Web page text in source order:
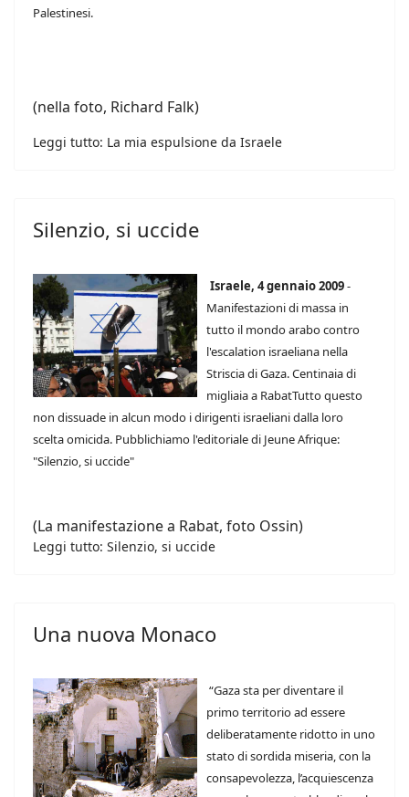
Palestinesi.
(nella foto, Richard Falk)
Leggi tutto: La mia espulsione da Israele
Silenzio, si uccide
Israele, 4 gennaio 2009-
Manifestazioni di massa in
tutto il mondo arabo contro
l'escalation israeliana nella
Striscia di Gaza. Centinaia di
migliaia a RabatTutto questo
non dissuade in alcun modo i dirigenti israeliani dalla loro
scelta omicida. Pubblichiamo l'editoriale di Jeune Afrique:
"Silenzio, si uccide"
(La manifestazione a Rabat, foto Ossin)
Leggi tutto: Silenzio, si uccide
Una nuova Monaco
“Gaza sta per diventare il
primo territorio ad essere
deliberatamente ridotto in uno
stato di sordida miseria, con la
consapevolezza, l’acquiescenza